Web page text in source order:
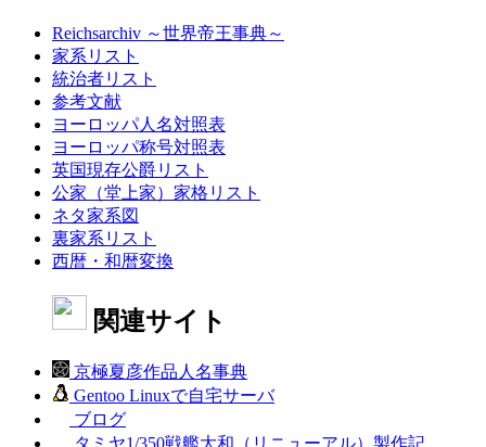
Reichsarchiv ～世界帝王事典～
家系リスト
統治者リスト
参考文献
ヨーロッパ人名対照表
ヨーロッパ称号対照表
英国現存公爵リスト
公家（堂上家）家格リスト
ネタ家系図
裏家系リスト
西暦・和暦変換
関連サイト
京極夏彦作品人名事典
Gentoo Linuxで自宅サーバ
ブログ
タミヤ1/350戦艦大和（リニューアル）製作記